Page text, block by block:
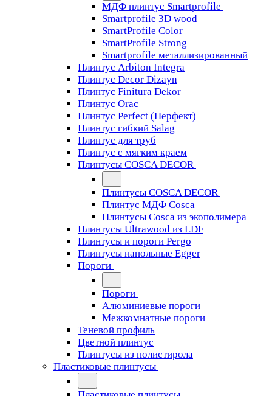
МДФ плинтус Smartprofile
Smartprofile 3D wood
SmartProfile Color
SmartProfile Strong
Smartprofile металлизированный
Плинтус Arbiton Integra
Плинтус Decor Dizayn
Плинтус Finitura Dekor
Плинтус Orac
Плинтус Perfect (Перфект)
Плинтус гибкий Salag
Плинтус для труб
Плинтус с мягким краем
Плинтусы COSCA DECOR
Плинтусы COSCA DECOR
Плинтус МДФ Cosca
Плинтусы Cosca из экополимера
Плинтусы Ultrawood из LDF
Плинтусы и пороги Pergo
Плинтусы напольные Egger
Пороги
Пороги
Алюминиевые пороги
Межкомнатные пороги
Теневой профиль
Цветной плинтус
Плинтусы из полистирола
Пластиковые плинтусы